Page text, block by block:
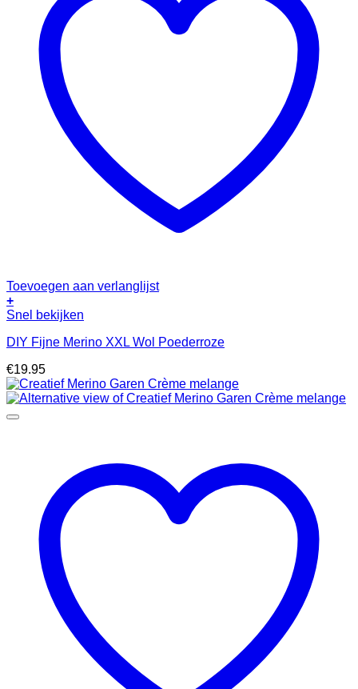
Toevoegen aan verlanglijst
+
Snel bekijken
DIY Fijne Merino XXL Wol Poederroze
€19.95